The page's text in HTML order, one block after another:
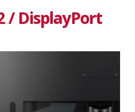
/ DisplayPort